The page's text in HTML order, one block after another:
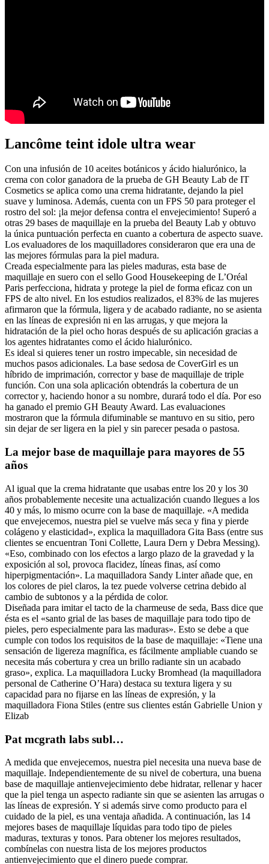
Lancôme teint idole ultra wear
Con una infusión de 10 aceites botánicos y ácido hialurónico, la
crema con color ganadora de la prueba de GH Beauty Lab de IT
Cosmetics se aplica como una crema hidratante, dejando la piel
suave y luminosa. Además, cuenta con un FPS 50 para proteger el
rostro del sol: ¡la mejor defensa contra el envejecimiento! Superó a
otras 29 bases de maquillaje en la prueba del Beauty Lab y obtuvo
la única puntuación perfecta en cuanto a cobertura de aspecto suave.
Los evaluadores de los maquilladores consideraron que era una de
las mejores fórmulas para la piel madura.
Creada especialmente para las pieles maduras, esta base de
maquillaje en suero con el sello Good Housekeeping de L’Oréal
Paris perfecciona, hidrata y protege la piel de forma eficaz con un
FPS de alto nivel. En los estudios realizados, el 83% de las mujeres
afirmaron que la fórmula, ligera y de acabado radiante, no se asienta
en las líneas de expresión ni en las arrugas, y que mejora la
hidratación de la piel ocho horas después de su aplicación gracias a
los agentes hidratantes como el ácido hialurónico.
Es ideal si quieres tener un rostro impecable, sin necesidad de
muchos pasos adicionales. La base sedosa de CoverGirl es un
híbrido de imprimación, corrector y base de maquillaje de triple
función. Con una sola aplicación obtendrás la cobertura de un
corrector y, haciendo honor a su nombre, durará todo el día. Por eso
ha ganado el premio GH Beauty Award. Las evaluaciones
mostraron que la fórmula difuminable se mantuvo en su sitio, pero
sin dejar de ser ligera en la piel y sin parecer pesada o pastosa.
La mejor base de maquillaje para mayores de 55
años
Al igual que la crema hidratante que usabas entre los 20 y los 30
años probablemente necesite una actualización cuando llegues a los
40 y más, lo mismo ocurre con la base de maquillaje. «A medida
que envejecemos, nuestra piel se vuelve más seca y fina y pierde
colágeno y elasticidad», explica la maquilladora Gita Bass (entre sus
clientes se encuentran Toni Collette, Laura Dern y Debra Messing).
«Eso, combinado con los efectos a largo plazo de la gravedad y la
exposición al sol, provoca flacidez, líneas finas, así como
hiperpigmentación». La maquilladora Sandy Linter añade que, en
los colores de piel claros, la tez puede volverse cetrina debido al
cambio de subtonos y a la pérdida de color.
Diseñada para imitar el tacto de la charmeuse de seda, Bass dice que
ésta es el «santo grial de las bases de maquillaje para todo tipo de
pieles, pero especialmente para las maduras». Esto se debe a que
cumple con todos los requisitos de la base de maquillaje: «Tiene una
sensación de ligereza magnífica, es fácilmente ampliable cuando se
necesita más cobertura y crea un brillo radiante sin un acabado
graso», explica. La maquilladora Lucky Bromhead (la maquilladora
personal de Catherine O’Hara) destaca su textura ligera y su
capacidad para no fijarse en las líneas de expresión, y la
maquilladora Fiona Stiles (entre sus clientes están Gabrielle Union y
Elizab
Pat mcgrath labs subl…
A medida que envejecemos, nuestra piel necesita una nueva base de
maquillaje. Independientemente de su nivel de cobertura, una buena
base de maquillaje antienvejecimiento debe hidratar, rellenar y hacer
que la piel tenga un aspecto radiante sin que se asienten las arrugas o
las líneas de expresión. Y si además sirve como producto para el
cuidado de la piel, es una ventaja añadida. A continuación, las 14
mejores bases de maquillaje líquidas para todo tipo de pieles
maduras, texturas y tonos. Para obtener los mejores resultados,
combínelas con nuestra lista de los mejores productos
antienvejecimiento que el dinero puede comprar.